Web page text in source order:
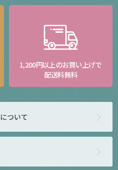
1,200円以上のお買い上げで
配送料無料
について